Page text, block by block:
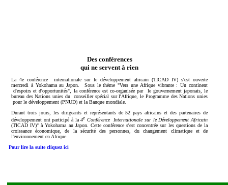
Des conférences
qui ne servent à rien
La 4e conférence internationale sur le développement africain (TICAD IV) s'est ouverte
mercredi à Yokohama au Japon. Sous le thème "Vers une Afrique vibrante : Un continent
d'espoirs et d'opportunités", la conférence est co-organisée par le gouvernement japonais, le
bureau des Nations unies du conseiller spécial sur l'Afrique, le Programme des Nations unies
pour le développement (PNUD) et la Banque mondiale.
Durant trois jours, les dirigeants et représentants de 52 pays africains et des partenaires de
développement ont participé à la4e Conférence Internationale sur le Développement Africain
(TICAD IV)" à Yokohama au Japon. Cette conférence s'est concentrée sur les questions de la
croissance économique, de la sécurité des personnes, du changement climatique et de
l'environnement en Afrique.
Pour lire la suite cliquez ici